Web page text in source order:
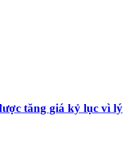
tăng giá kỷ lục vì lý